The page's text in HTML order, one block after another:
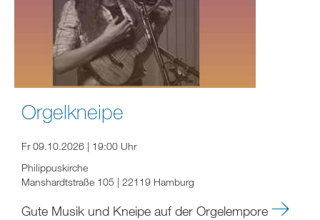
Orgelkneipe
Fr 09.10.2026 | 19:00 Uhr
Philippuskirche
Manshardtstraße 105 | 22119 Hamburg
Gute Musik und Kneipe auf der Orgelempore